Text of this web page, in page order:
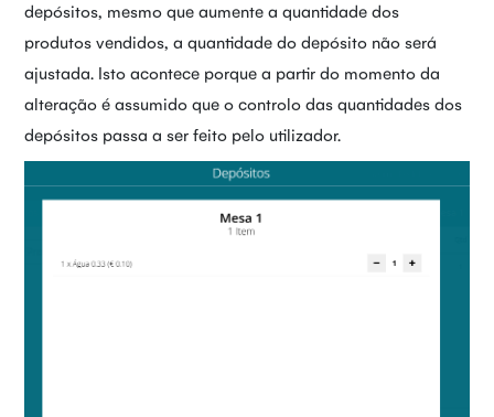
depósitos, mesmo que aumente a quantidade dos
produtos vendidos, a quantidade do depósito não será
ajustada. Isto acontece porque a partir do momento da
alteração é assumido que o controlo das quantidades dos
depósitos passa a ser feito pelo utilizador.